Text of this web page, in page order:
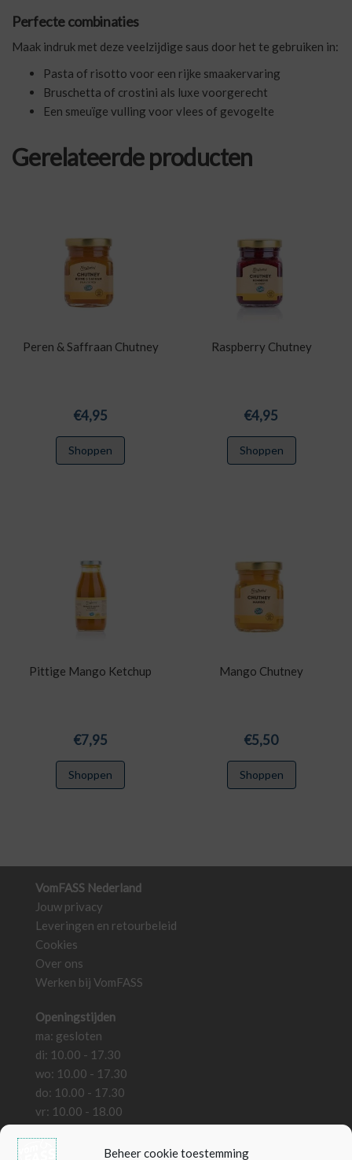
Beheer cookie toestemming
Perfecte combinaties
Maak indruk met deze veelzijdige saus door het te gebruiken in:
Pasta of risotto voor een rijke smaakervaring
Bruschetta of crostini als luxe voorgerecht
Een smeuïge vulling voor vlees of gevogelte
Gerelateerde producten
Peren & Saffraan Chutney
€4,95
Shoppen
Raspberry Chutney
€4,95
Shoppen
Pittige Mango Ketchup
€7,95
Shoppen
Mango Chutney
€5,50
Shoppen
VomFASS Nederland
Jouw privacy
Leveringen en retourbeleid
Cookies
Over ons
Werken bij VomFASS
Openingstijden
ma: gesloten
di: 10.00 - 17.30
wo: 10.00 - 17.30
do: 10.00 - 17.30
vr: 10.00 - 18.00
zo: gesloten